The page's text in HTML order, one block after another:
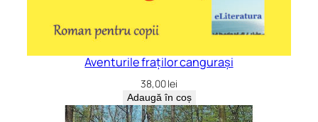
Aventurile fraților cangurași
38,00lei
Adaugă în coș